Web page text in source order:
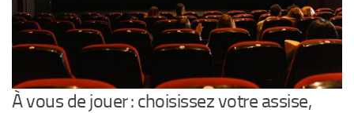
À vous de jouer : choisissez votre assise,